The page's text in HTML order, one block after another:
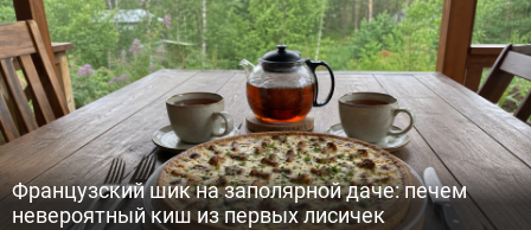
Французский шик на заполярной даче: печем
невероятный киш из первых лисичек